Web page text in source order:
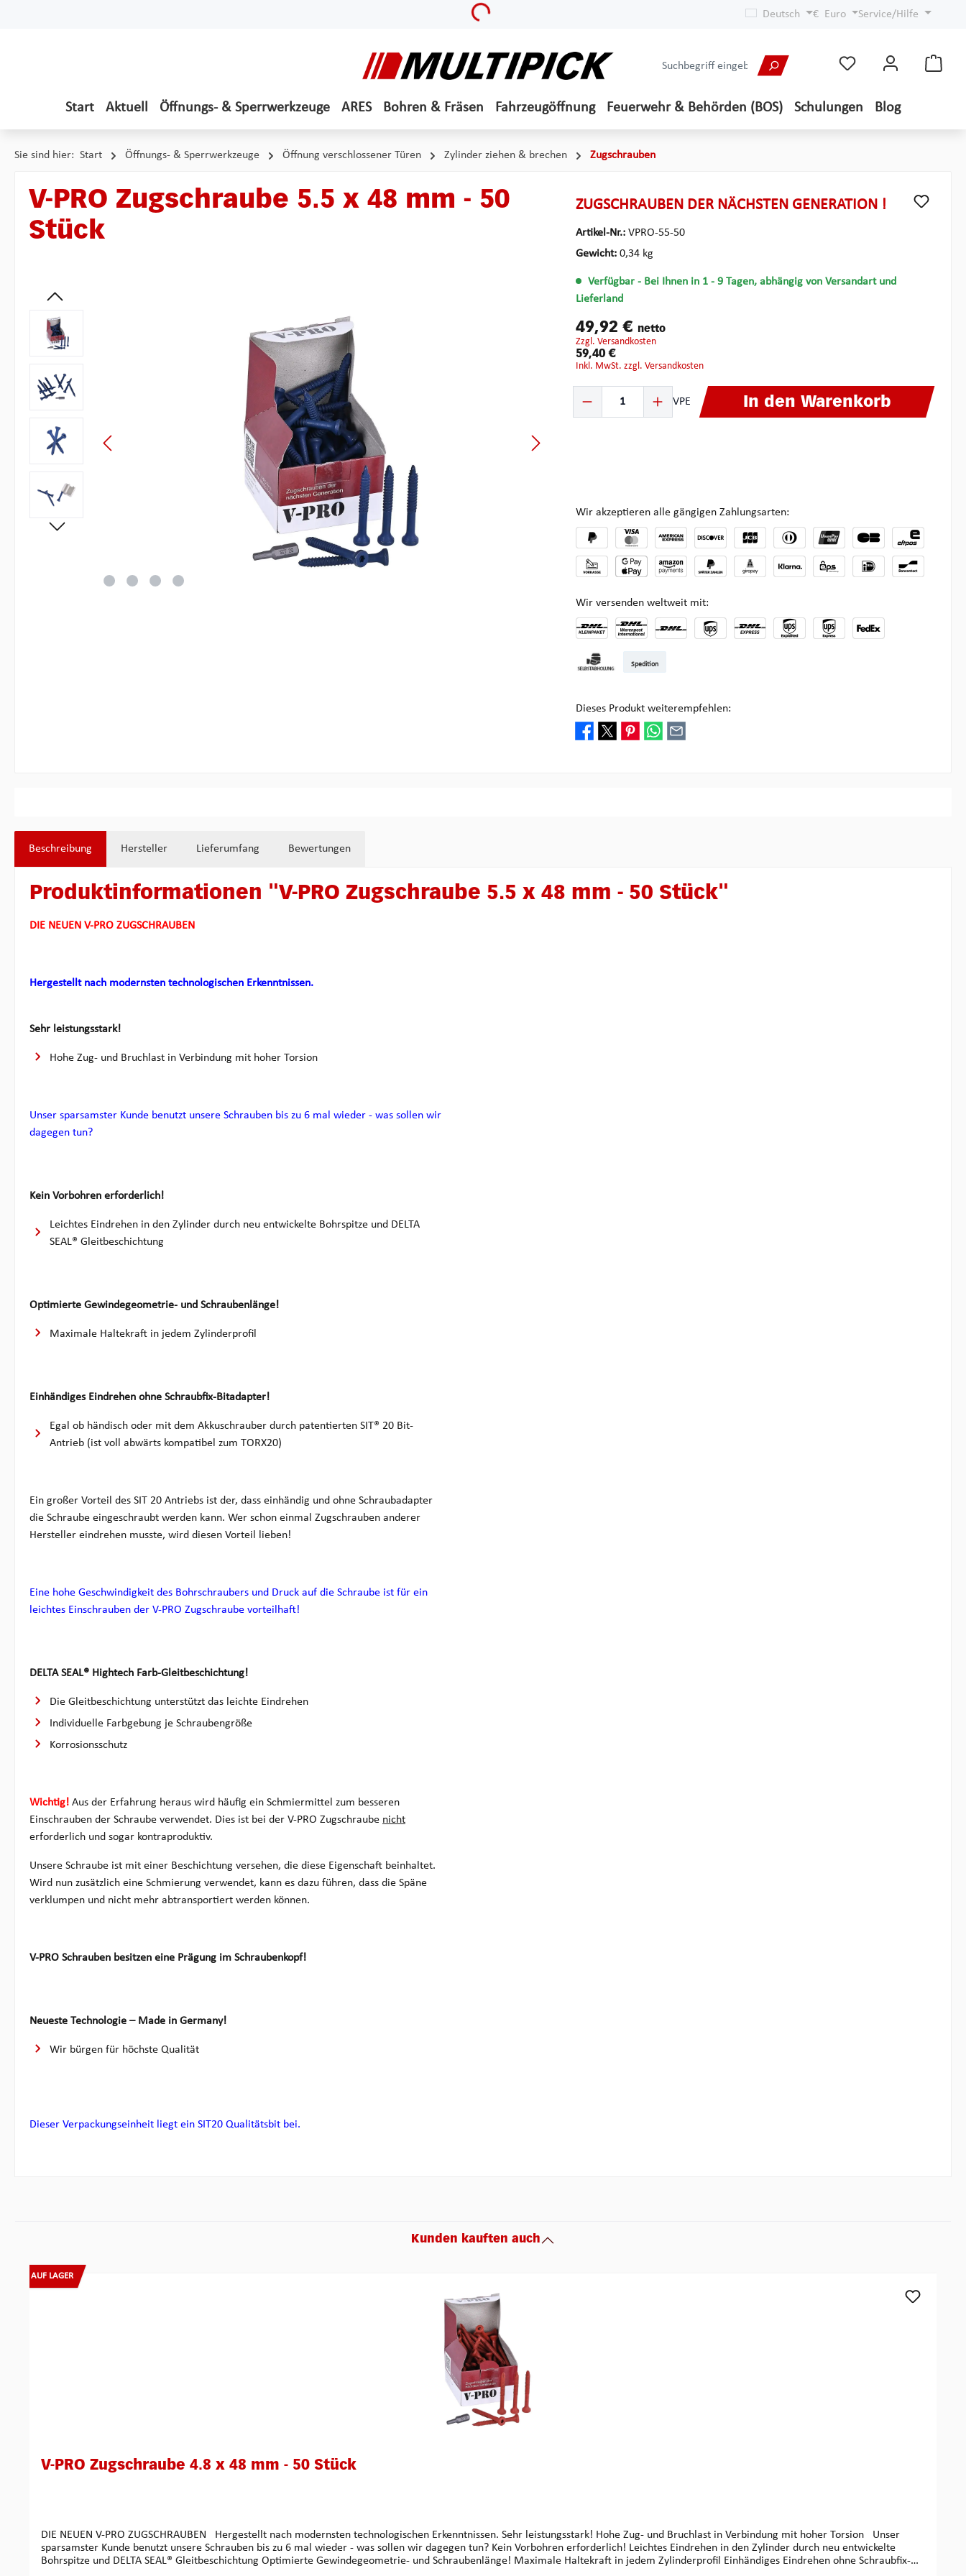
Loading... Deutsch € Euro Service/Hilfe
Start Aktuell Öffnungs- & Sperrwerkzeuge ARES Bohren & Fräsen Fahrzeugöffnung Feuerwehr & Behörden (BOS) Schulungen Blog
Sie sind hier: Start Öffnungs- & Sperrwerkzeuge Öffnung verschlossener Türen Zylinder ziehen & brechen Zugschrauben
V-PRO Zugschraube 5.5 x 48 mm - 50
Stück
Bildergalerie überspringen
ZUGSCHRAUBEN DER NÄCHSTEN GENERATION !
Artikel-Nr.: VPRO-55-50
Gewicht: 0,34 kg
Verfügbar - Bei Ihnen in 1 - 9 Tagen, abhängig von Versandart und
Lieferland
49,92 € netto
zzgl. Versandkosten
59,40 €
inkl. MwSt. zzgl. Versandkosten
Produkt Anzahl: Gib den gewünschten Wert ein oder benutze die Schaltflächen um die Anzahl zu
VPE In den Warenkorb
Wir akzeptieren alle gängigen Zahlungsarten:
Wir versenden weltweit mit:
Spedition
Dieses Produkt weiterempfehlen:
Beschreibung Hersteller Lieferumfang Bewertungen
Produktinformationen "V-PRO Zugschraube 5.5 x 48 mm - 50 Stück"
DIE NEUEN V-PRO ZUGSCHRAUBEN
Hergestellt nach modernsten technologischen Erkenntnissen.
Sehr leistungsstark!
Hohe Zug- und Bruchlast in Verbindung mit hoher Torsion
Unser sparsamster Kunde benutzt unsere Schrauben bis zu 6 mal wieder - was sollen wir
dagegen tun?
Kein Vorbohren erforderlich!
Leichtes Eindrehen in den Zylinder durch neu entwickelte Bohrspitze und DELTA
SEAL® Gleitbeschichtung
Optimierte Gewindegeometrie- und Schraubenlänge!
Maximale Haltekraft in jedem Zylinderprofil
Einhändiges Eindrehen ohne Schraubfix-Bitadapter!
Egal ob händisch oder mit dem Akkuschrauber durch patentierten SIT® 20 Bit-
Antrieb (ist voll abwärts kompatibel zum TORX20)
Ein großer Vorteil des SIT 20 Antriebs ist der, dass einhändig und ohne Schraubadapter
die Schraube eingeschraubt werden kann. Wer schon einmal Zugschrauben anderer
Hersteller eindrehen musste, wird diesen Vorteil lieben!
Eine hohe Geschwindigkeit des Bohrschraubers und Druck auf die Schraube ist für ein
leichtes Einschrauben der V-PRO Zugschraube vorteilhaft!
DELTA SEAL® Hightech Farb-Gleitbeschichtung!
Die Gleitbeschichtung unterstützt das leichte Eindrehen
Individuelle Farbgebung je Schraubengröße
Korrosionsschutz
Wichtig! Aus der Erfahrung heraus wird häufig ein Schmiermittel zum besseren
Einschrauben der Schraube verwendet. Dies ist bei der V-PRO Zugschraube nicht
erforderlich und sogar kontraproduktiv.
Unsere Schraube ist mit einer Beschichtung versehen, die diese Eigenschaft beinhaltet.
Wird nun zusätzlich eine Schmierung verwendet, kann es dazu führen, dass die Späne
verklumpen und nicht mehr abtransportiert werden können.
V-PRO Schrauben besitzen eine Prägung im Schraubenkopf!
Neueste Technologie – Made in Germany!
Wir bürgen für höchste Qualität
Dieser Verpackungseinheit liegt ein SIT20 Qualitätsbit bei.
Kunden kauften auch
Produktgalerie überspringen
AUF LAGER
V-PRO Zugschraube 4.8 x 48 mm - 50 Stück
DIE NEUEN V-PRO ZUGSCHRAUBEN Hergestellt nach modernsten technologischen Erkenntnissen. Sehr leistungsstark! Hohe Zug- und Bruchlast in Verbindung mit hoher Torsion Unser
sparsamster Kunde benutzt unsere Schrauben bis zu 6 mal wieder - was sollen wir dagegen tun? Kein Vorbohren erforderlich! Leichtes Eindrehen in den Zylinder durch neu entwickelte
Bohrspitze und DELTA SEAL® Gleitbeschichtung Optimierte Gewindegeometrie- und Schraubenlänge! Maximale Haltekraft in jedem Zylinderprofil Einhändiges Eindrehen ohne Schraubfix-